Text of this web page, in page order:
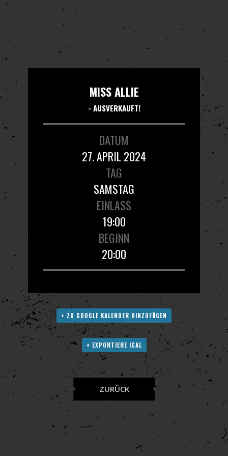
MISS ALLIE
- AUSVERKAUFT!
DATUM
27. APRIL 2024
TAG
SAMSTAG
EINLASS
19:00
BEGINN
20:00
+ ZU GOOGLE KALENDER HINZUFÜGEN
+ EXPORTIERE ICAL
ZURÜCK